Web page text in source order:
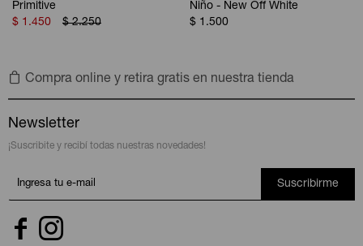
Primitive
$ 1.450 $ 2.250
Niño - New Off White
$ 1.500
Compra online y retira gratis en nuestra tienda
Newsletter
¡Suscribite y recibí todas nuestras novedades!
Suscribirme
 